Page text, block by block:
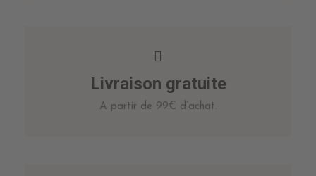
Livraison gratuite
A partir de 99€ d’achat.